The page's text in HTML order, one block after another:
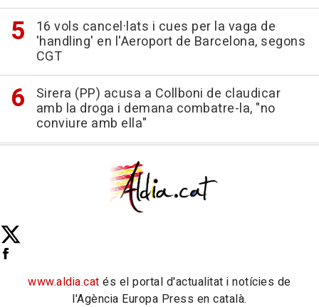
16 vols cancel·lats i cues per la vaga de
'handling' en l'Aeroport de Barcelona, segons
CGT
Sirera (PP) acusa a Collboni de claudicar
amb la droga i demana combatre-la, "no
conviure amb ella"
www.aldia.cat és el portal d'actualitat i notícies de
l'Agència Europa Press en català.